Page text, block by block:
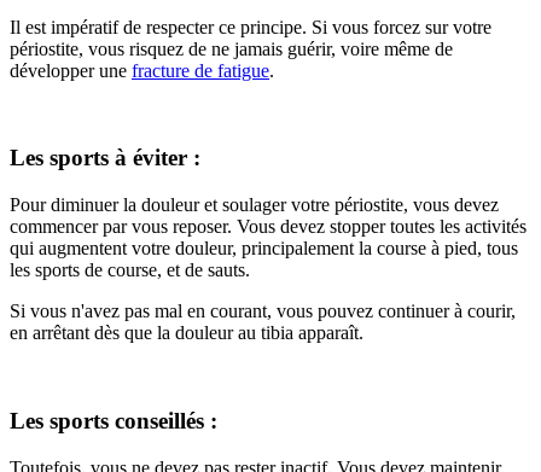
Il est impératif de respecter ce principe. Si vous forcez sur votre
périostite, vous risquez de ne jamais guérir, voire même de
développer une fracture de fatigue.
Les sports à éviter :
Pour diminuer la douleur et soulager votre périostite, vous devez
commencer par vous reposer. Vous devez stopper toutes les activités
qui augmentent votre douleur, principalement la course à pied, tous
les sports de course, et de sauts.
Si vous n'avez pas mal en courant, vous pouvez continuer à courir,
en arrêtant dès que la douleur au tibia apparaît.
Les sports conseillés :
Toutefois, vous ne devez pas rester inactif. Vous devez maintenir